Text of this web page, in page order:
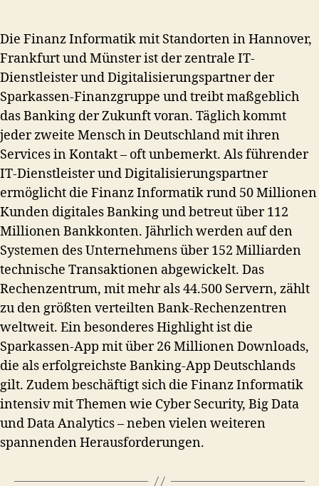
Die Finanz Informatik mit Standorten in Hannover,
Frankfurt und Münster ist der zentrale IT-
Dienstleister und Digitalisierungspartner der
Sparkassen-Finanzgruppe und treibt maßgeblich
das Banking der Zukunft voran. Täglich kommt
jeder zweite Mensch in Deutschland mit ihren
Services in Kontakt – oft unbemerkt. Als führender
IT-Dienstleister und Digitalisierungspartner
ermöglicht die Finanz Informatik rund 50 Millionen
Kunden digitales Banking und betreut über 112
Millionen Bankkonten. Jährlich werden auf den
Systemen des Unternehmens über 152 Milliarden
technische Transaktionen abgewickelt. Das
Rechenzentrum, mit mehr als 44.500 Servern, zählt
zu den größten verteilten Bank-Rechenzentren
weltweit. Ein besonderes Highlight ist die
Sparkassen-App mit über 26 Millionen Downloads,
die als erfolgreichste Banking-App Deutschlands
gilt. Zudem beschäftigt sich die Finanz Informatik
intensiv mit Themen wie Cyber Security, Big Data
und Data Analytics – neben vielen weiteren
spannenden Herausforderungen.